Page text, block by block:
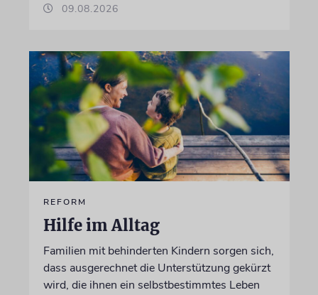
09.08.2026
REFORM
Hilfe im Alltag
Familien mit behinderten Kindern sorgen sich,
dass ausgerechnet die Unterstützung gekürzt
wird, die ihnen ein selbstbestimmtes Leben